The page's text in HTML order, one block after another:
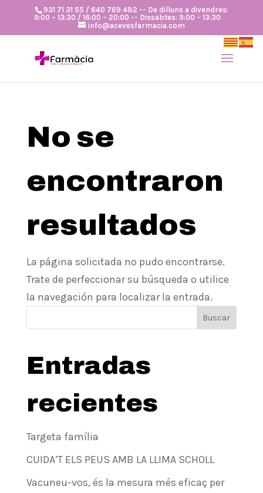
931 71 31 55 / 640 769 482 -- De dilluns a divendres:
9:00 – 13:30 / 16:00 – 20:00 -- Dissabtes: 9:00 – 13:30
info@acevesfarmacia.com
No se
encontraron
resultados
La página solicitada no pudo encontrarse.
Trate de perfeccionar su búsqueda o utilice
la navegación para localizar la entrada.
Buscar
Entradas
recientes
Targeta família
CUIDA’T ELS PEUS AMB LA LLIMA SCHOLL
Vacuneu-vos, és la mesura més eficaç per